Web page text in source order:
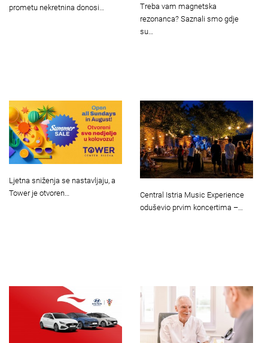
prometu nekretnina donosi…
Treba vam magnetska
rezonanca? Saznali smo gdje
su…
Ljetna sniženja se nastavljaju, a
Tower je otvoren…
Central Istria Music Experience
oduševio prvim koncertima –…